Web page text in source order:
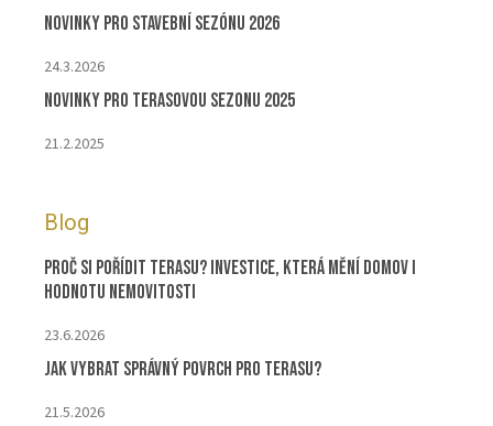
Novinky pro stavební sezónu 2026
24.3.2026
Novinky pro terasovou sezonu 2025
21.2.2025
Blog
Proč si pořídit terasu? Investice, která mění domov i
hodnotu nemovitosti
23.6.2026
Jak vybrat správný povrch pro terasu?
21.5.2026